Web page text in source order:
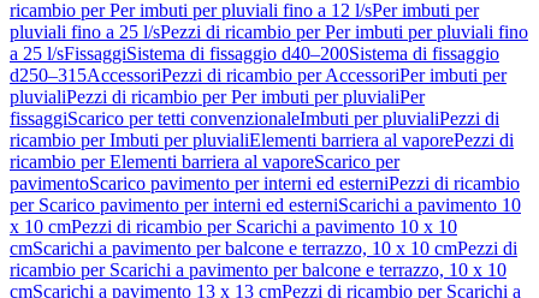
ricambio per Per imbuti per pluviali fino a 12 l/sPer imbuti per
pluviali fino a 25 l/sPezzi di ricambio per Per imbuti per pluviali fino
a 25 l/sFissaggiSistema di fissaggio d40–200Sistema di fissaggio
d250–315AccessoriPezzi di ricambio per AccessoriPer imbuti per
pluvialiPezzi di ricambio per Per imbuti per pluvialiPer
fissaggiScarico per tetti convenzionaleImbuti per pluvialiPezzi di
ricambio per Imbuti per pluvialiElementi barriera al vaporePezzi di
ricambio per Elementi barriera al vaporeScarico per
pavimentoScarico pavimento per interni ed esterniPezzi di ricambio
per Scarico pavimento per interni ed esterniScarichi a pavimento 10
x 10 cmPezzi di ricambio per Scarichi a pavimento 10 x 10
cmScarichi a pavimento per balcone e terrazzo, 10 x 10 cmPezzi di
ricambio per Scarichi a pavimento per balcone e terrazzo, 10 x 10
cmScarichi a pavimento 13 x 13 cmPezzi di ricambio per Scarichi a